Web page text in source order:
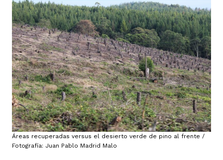
Áreas recuperadas versus el desierto verde de pino al frente /
Fotografía: Juan Pablo Madrid Malo